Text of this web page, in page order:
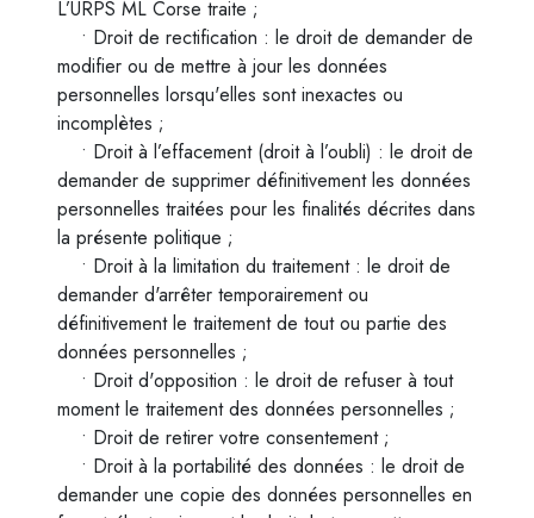
L’URPS ML Corse traite ;
• Droit de rectification : le droit de demander de
modifier ou de mettre à jour les données
personnelles lorsqu'elles sont inexactes ou
incomplètes ;
• Droit à l’effacement (droit à l’oubli) : le droit de
demander de supprimer définitivement les données
personnelles traitées pour les finalités décrites dans
la présente politique ;
• Droit à la limitation du traitement : le droit de
demander d'arrêter temporairement ou
définitivement le traitement de tout ou partie des
données personnelles ;
• Droit d'opposition : le droit de refuser à tout
moment le traitement des données personnelles ;
• Droit de retirer votre consentement ;
• Droit à la portabilité des données : le droit de
demander une copie des données personnelles en